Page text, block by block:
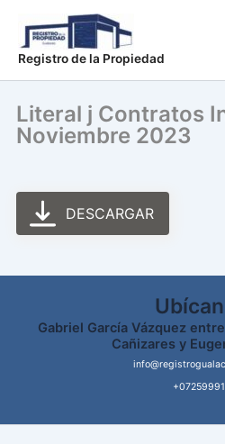
contenido
Registro de la Propiedad
Literal j Contratos
Noviembre 2023
DESCARGAR
Gabriel García Vázquez
Cañizares y